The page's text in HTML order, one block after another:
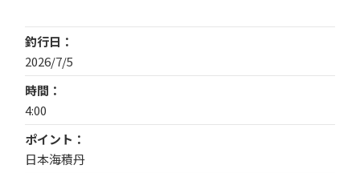
釣行日
2026/7/5
時間
4:00
ポイント
日本海積丹